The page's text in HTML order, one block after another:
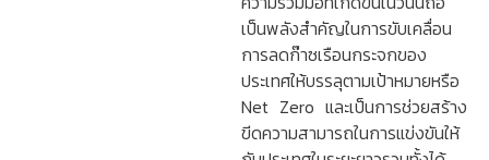
เป็นพลังสำคัญในการขับเคลื่อน
การลดก๊าซเรือนกระจกของ
ประเทศให้บรรลุตามเป้าหมายหรือ
Net Zero และเป็นการช่วยสร้าง
ขีดความสามารถในการแข่งขันให้